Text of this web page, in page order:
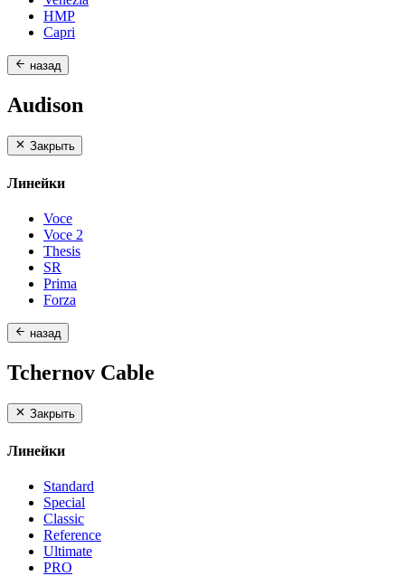
HMP
Capri
назад
Audison
Закрыть
Линейки
Voce
Voce 2
Thesis
SR
Prima
Forza
назад
Tchernov Cable
Закрыть
Линейки
Standard
Special
Classic
Reference
Ultimate
PRO